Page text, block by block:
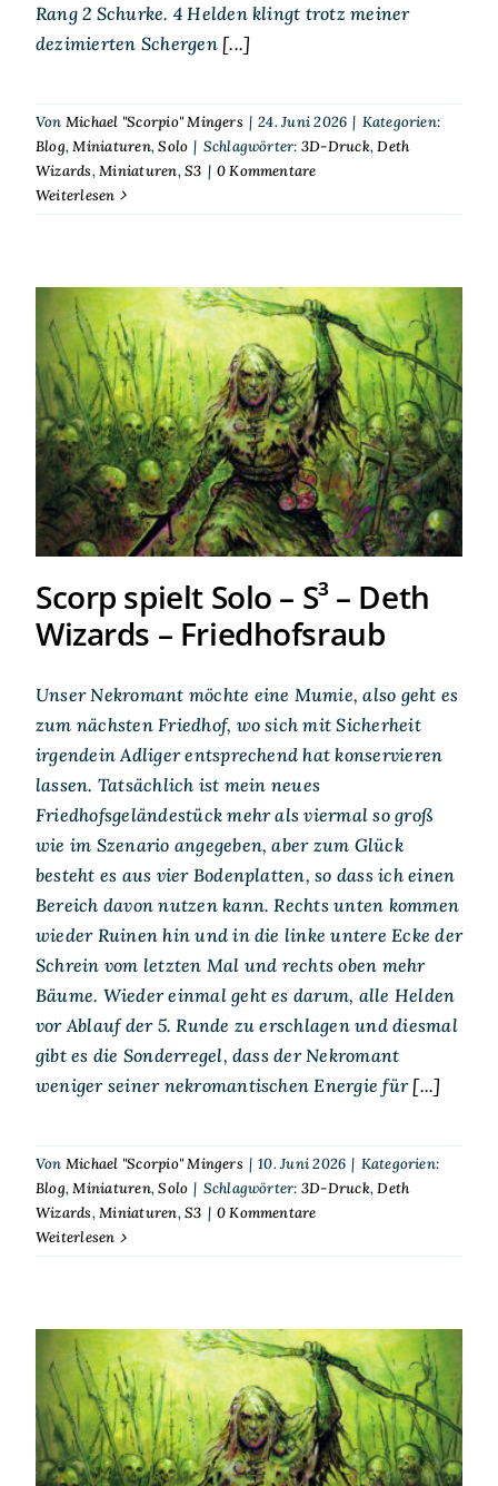
Rang 2 Schurke. 4 Helden klingt trotz meiner
dezimierten Schergen[...]
Von Michael "Scorpio" Mingers | 24. Juni 2026 | Kategorien:
Blog,Miniaturen,Solo | Schlagwörter: 3D-Druck,Deth
Wizards,Miniaturen,S3 | 0 Kommentare
Weiterlesen
Scorp spielt Solo – S³ – Deth
Wizards – Friedhofsraub
Scorp spielt Solo – S³ – Deth
Wizards – Friedhofsraub
Unser Nekromant möchte eine Mumie, also geht es
zum nächsten Friedhof, wo sich mit Sicherheit
irgendein Adliger entsprechend hat konservieren
lassen. Tatsächlich ist mein neues
Friedhofsgeländestück mehr als viermal so groß
wie im Szenario angegeben, aber zum Glück
besteht es aus vier Bodenplatten, so dass ich einen
Bereich davon nutzen kann. Rechts unten kommen
wieder Ruinen hin und in die linke untere Ecke der
Schrein vom letzten Mal und rechts oben mehr
Bäume. Wieder einmal geht es darum, alle Helden
vor Ablauf der 5. Runde zu erschlagen und diesmal
gibt es die Sonderregel, dass der Nekromant
weniger seiner nekromantischen Energie für[...]
Von Michael "Scorpio" Mingers | 10. Juni 2026 | Kategorien:
Blog,Miniaturen,Solo | Schlagwörter: 3D-Druck,Deth
Wizards,Miniaturen,S3 | 0 Kommentare
Weiterlesen
Scorp spielt Solo – S³ – Deth